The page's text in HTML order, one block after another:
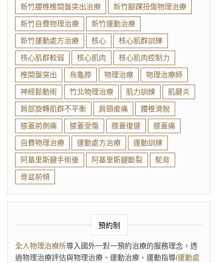
新竹腰椎椎間盤突出治療
新竹腳踝扭傷物理治療
新竹自費物理治療
新竹運動治療
新竹運動處方治療
核心
核心肌群訓練
核心肌群較弱
核心肌肉
核心肌肉控制力
椎間盤突出
烏龜脖 物理治療
物理治療師
神經鬆動術
竹北物理治療 肌力訓練
肌腱炎
肩部旋轉肌群不平衡
肩頸痠痛
腰椎滑脫
膝蓋前側痛
膝蓋受傷 膝蓋復健
膝蓋痛
自費物理治療
運動處方治療
運動訓練
阿基里斯腱手術後
阿基里斯腱斷裂
駝背
骨盆前傾
預約制
全人物理治療所導入國外一對一預約治療的服務理念，透
過物理治療評估與物理治療、運動治療、運動指導(運動處